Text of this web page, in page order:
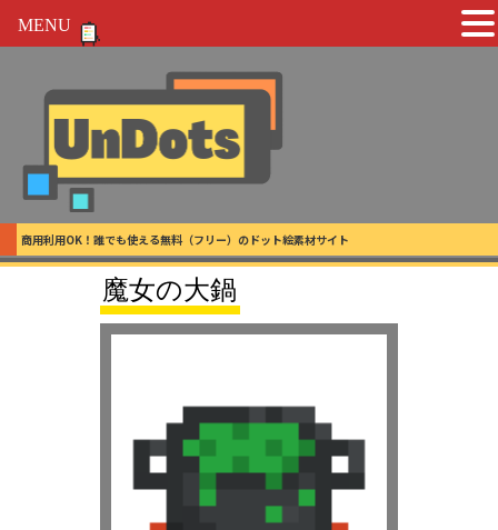
商用利用OK！誰でも使える無料（フリー）のドット絵素材サイト
魔女の大鍋
MENU